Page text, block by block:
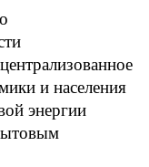
и населения
энергии